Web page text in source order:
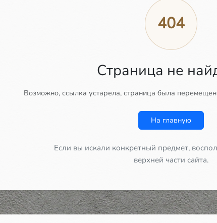
404
Страница не
Возможно, ссылка устарела, страница была
На главную
Если вы искали конкретный предмет,
верхней части сайта.